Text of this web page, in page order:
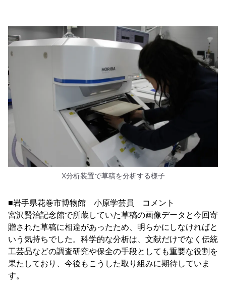
X分析装置で草稿を分析する様子
■岩手県花巻市博物館 小原学芸員 コメント
宮沢賢治記念館で所蔵していた草稿の画像データと今回寄
贈された草稿に相違があったため、明らかにしなければと
いう気持ちでした。科学的な分析は、文献だけでなく伝統
工芸品などの調査研究や保全の手段としても重要な役割を
果たしており、今後もこうした取り組みに期待していま
す。